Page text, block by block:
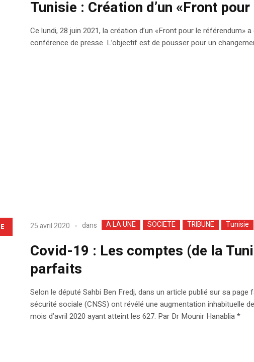
Tunisie : Création d’un «Front
Ce lundi, 28 juin 2021, la création d’un «Front pour le référendum»
conférence de presse. L’objectif est de pousser pour un
25 avril 2020 dans A LA UNE SOCIETE TRIBUNE Tunisie
Covid-19 : Les comptes (de la
parfaits
Selon le député Sahbi Ben Fredj, dans un article publié sur sa
sécurité sociale (CNSS) ont révélé une augmentation inhabituelle
mois d’avril 2020 ayant atteint les 627. Par Dr Mounir Hanablia *